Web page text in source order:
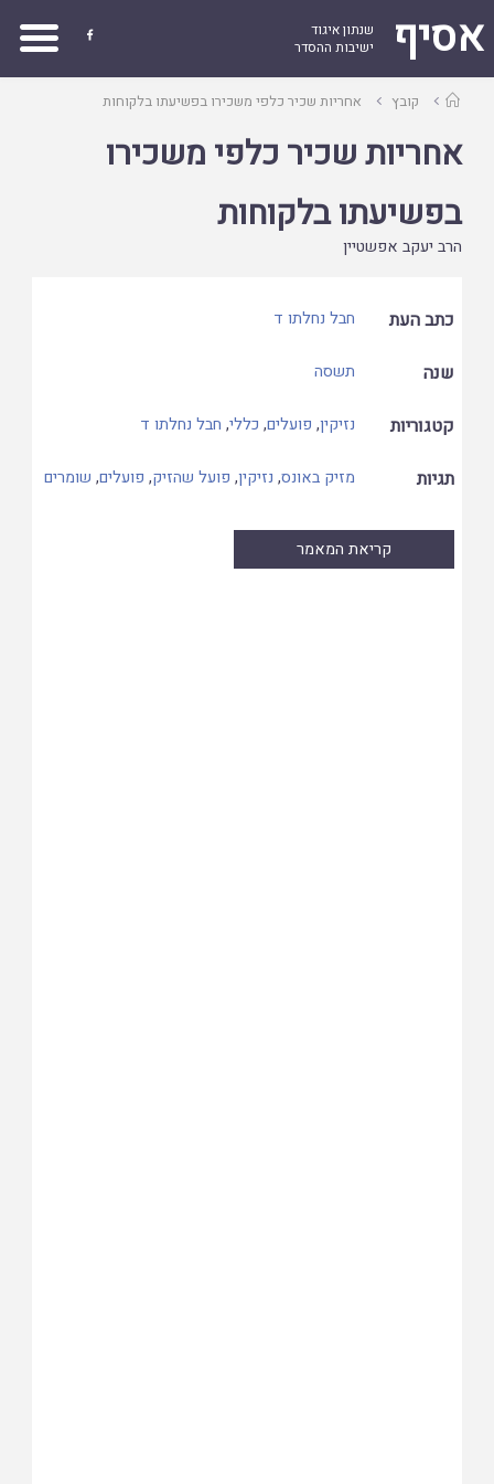
אסיף
שנתון איגוד
ישיבות ההסדר

עמודקובץ אחריות שכיר כלפי משכירו בפשיעתו בלקוחות
אחריות שכיר כלפי משכירו
בפשיעתו בלקוחות
הרב יעקב אפשטיין
כתב העת חבל נחלתו ד
שנה תשסה
קטגוריות נזיקין, פועלים, כללי, חבל נחלתו ד
תגיות מזיק באונס, נזיקין, פועל שהזיק, פועלים, שומרים
קריאת המאמר